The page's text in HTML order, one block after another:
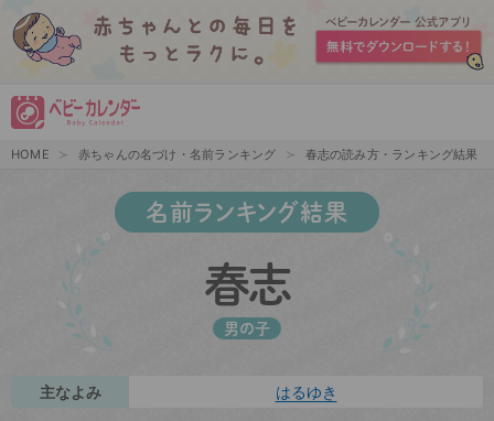
HOME 赤ちゃんの名づけ・名前ランキング 春志の読み方・ランキング結果
名前ランキング結果
春志
男の子
主なよみ はるゆき